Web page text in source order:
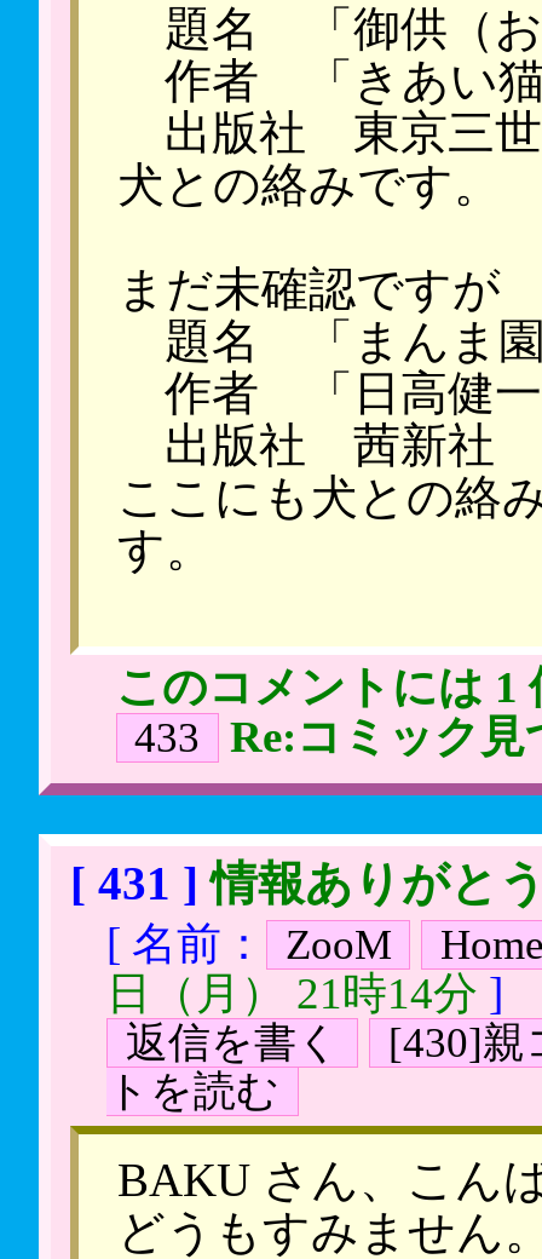
題名 「御供（お
作者 「きあい
出版社 東京三
犬との絡みです。
まだ未確認です
題名 「まんま園
作者 「日高健
出版社 茜新社
ここにも犬との絡
す。
このコメントには 1
433 Re:コミック
[ 431 ] 情報ありがと
[ 名前： ZooM
日（月） 21時14分 ]
返信を書く
[430]親
トを読む
BAKU さん、こん
どうもすみません